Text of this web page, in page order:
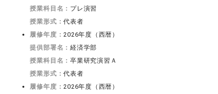
授業科目名： プレ演習
授業形式：代表者
履修年度：2026年度（西暦）
提供部署名：経済学部
授業科目名：卒業研究演習Ａ
授業形式：代表者
履修年度：2026年度（西暦）